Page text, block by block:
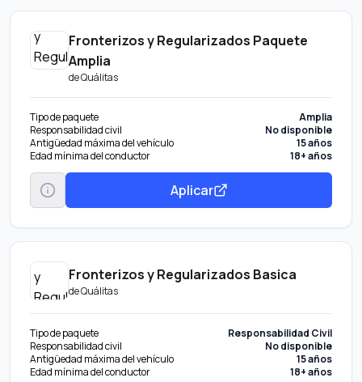
Fronterizos y Regularizados Paquete
Amplia
deQuálitas
Tipo de paquete
Amplia
Responsabilidad civil
No disponible
Antigüedad máxima del vehículo
15 años
Edad mínima del conductor
18+ años
Aplicar
Fronterizos y Regularizados Basica
deQuálitas
Tipo de paquete
Responsabilidad Civil
Responsabilidad civil
No disponible
Antigüedad máxima del vehículo
15 años
Edad mínima del conductor
18+ años